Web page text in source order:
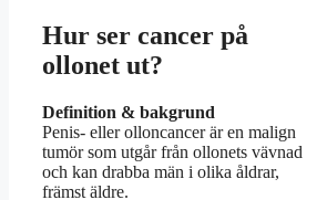
Hur ser cancer på
ollonet ut?
Definition & bakgrund
Penis- eller olloncancer är en malign
tumör som utgår från ollonets vävnad
och kan drabba män i olika åldrar,
främst äldre.